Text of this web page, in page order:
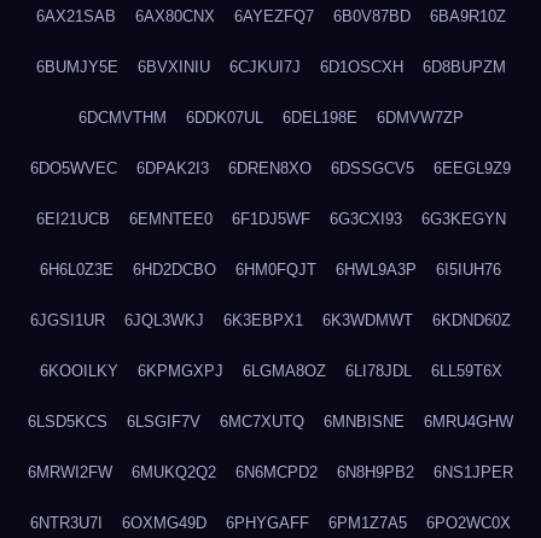
6AX21SAB 6AX80CNX 6AYEZFQ7 6B0V87BD 6BA9R10Z
6BUMJY5E 6BVXINIU 6CJKUI7J 6D1OSCXH 6D8BUPZM
6DCMVTHM 6DDK07UL 6DEL198E 6DMVW7ZP
6DO5WVEC 6DPAK2I3 6DREN8XO 6DSSGCV5 6EEGL9Z9
6EI21UCB 6EMNTEE0 6F1DJ5WF 6G3CXI93 6G3KEGYN
6H6L0Z3E 6HD2DCBO 6HM0FQJT 6HWL9A3P 6I5IUH76
6JGSI1UR 6JQL3WKJ 6K3EBPX1 6K3WDMWT 6KDND60Z
6KOOILKY 6KPMGXPJ 6LGMA8OZ 6LI78JDL 6LL59T6X
6LSD5KCS 6LSGIF7V 6MC7XUTQ 6MNBISNE 6MRU4GHW
6MRWI2FW 6MUKQ2Q2 6N6MCPD2 6N8H9PB2 6NS1JPER
6NTR3U7I 6OXMG49D 6PHYGAFF 6PM1Z7A5 6PO2WC0X